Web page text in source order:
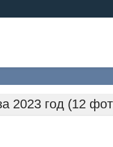
2023 год (12